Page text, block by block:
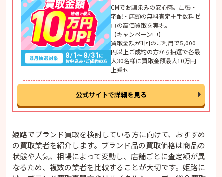
CMでお馴染みの安心感。出張・
宅配・店頭の無料査定＋手数料ゼ
ロの高価買取を実現。
【キャンペーン中】
買取金額が1回のご利用で5,000
円以上ご成約の方から抽選で各最
大30名様に買取金額最大10万円
上乗せ
公式サイトで詳細を見る
姫路でブランド買取を検討している方に向けて、おすすめ
の買取業者を紹介します。ブランド品の買取価格は商品の
状態や人気、相場によって変動し、店舗ごとに査定額が異
なるため、複数の業者を比較することが大切です。姫路に